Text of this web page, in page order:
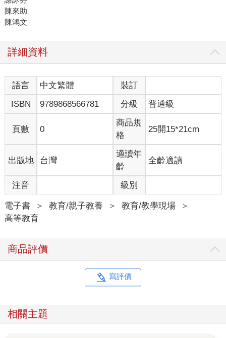
陳來助
陳鴻文
詳細資料
語言 中文繁體
裝訂
ISBN
9789868566781 分級 普通級
頁數 0
商品規
格
25開15*21cm
出版地 台灣
適讀年
齡
全齡適讀
注音 級別
電子書 ＞ 教育/親子教養 ＞ 教育/教學現場
＞
高等教育
商品評價
寫評價
相關主題